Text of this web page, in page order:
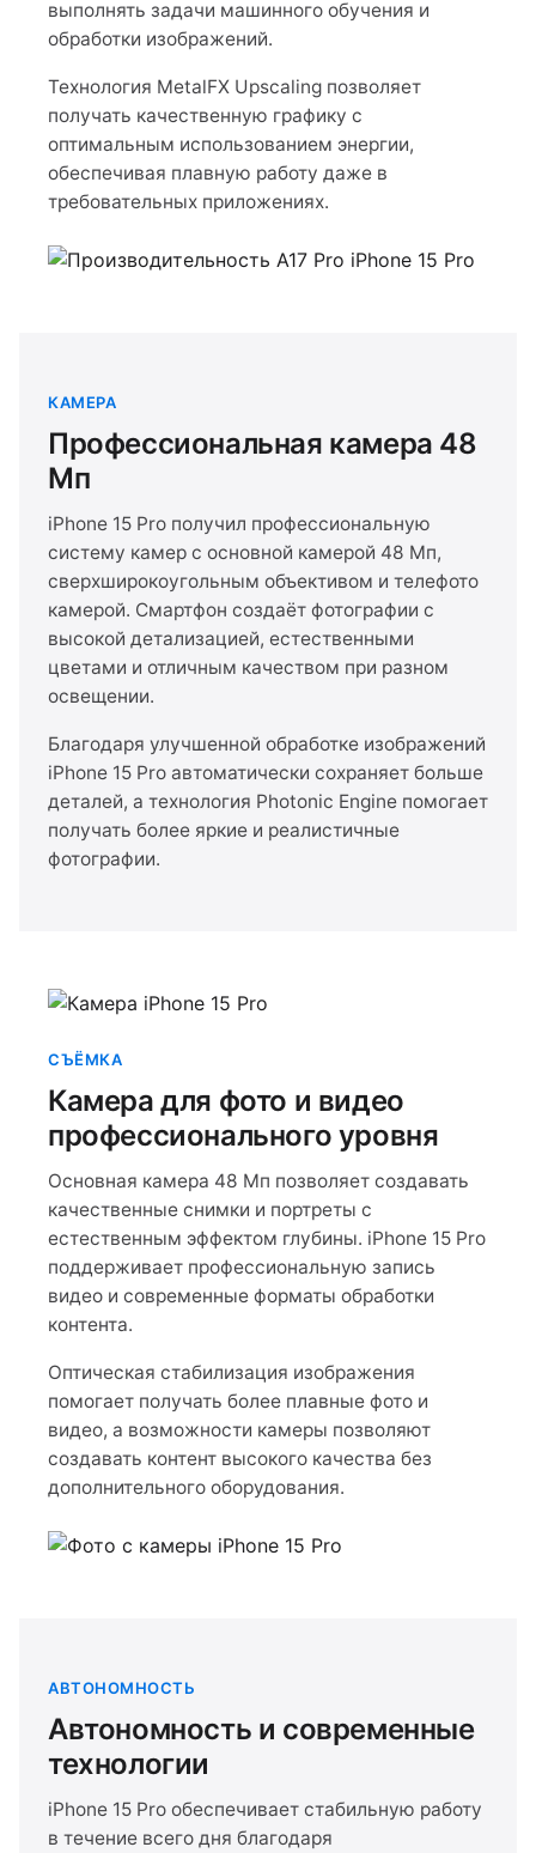
выполнять задачи машинного обучения и
обработки изображений.
Технология MetalFX Upscaling позволяет
получать качественную графику с
оптимальным использованием энергии,
обеспечивая плавную работу даже в
требовательных приложениях.
КАМЕРА
Профессиональная камера 48
Мп
iPhone 15 Pro получил профессиональную
систему камер с основной камерой 48 Мп,
сверхширокоугольным объективом и телефото
камерой. Смартфон создаёт фотографии с
высокой детализацией, естественными
цветами и отличным качеством при разном
освещении.
Благодаря улучшенной обработке изображений
iPhone 15 Pro автоматически сохраняет больше
деталей, а технология Photonic Engine помогает
получать более яркие и реалистичные
фотографии.
СЪЁМКА
Камера для фото и видео
профессионального уровня
Основная камера 48 Мп позволяет создавать
качественные снимки и портреты с
естественным эффектом глубины. iPhone 15 Pro
поддерживает профессиональную запись
видео и современные форматы обработки
контента.
Оптическая стабилизация изображения
помогает получать более плавные фото и
видео, а возможности камеры позволяют
создавать контент высокого качества без
дополнительного оборудования.
АВТОНОМНОСТЬ
Автономность и современные
технологии
iPhone 15 Pro обеспечивает стабильную работу
в течение всего дня благодаря